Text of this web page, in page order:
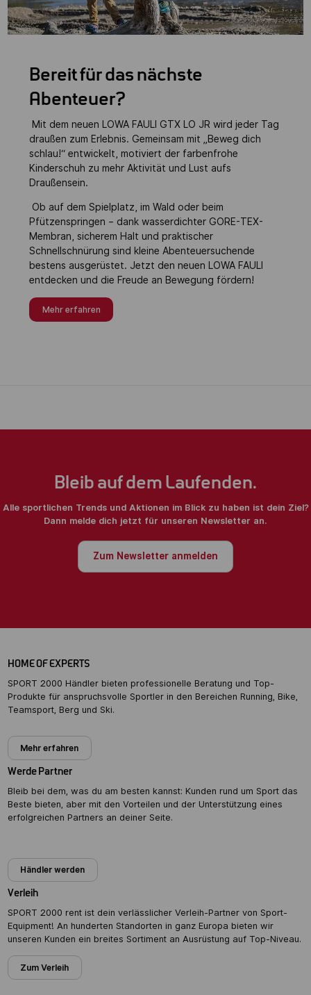
Bereit für das nächste
Abenteuer?
Mit dem neuen LOWA FAULI GTX LO JR wird jeder Tag
draußen zum Erlebnis. Gemeinsam mit „Beweg dich
schlau!“ entwickelt, motiviert der farbenfrohe
Kinderschuh zu mehr Aktivität und Lust aufs
Draußensein.
Ob auf dem Spielplatz, im Wald oder beim
Pfützenspringen – dank wasserdichter GORE-TEX-
Membran, sicherem Halt und praktischer
Schnellschnürung sind kleine Abenteuersuchende
bestens ausgerüstet. Jetzt den neuen LOWA FAULI
entdecken und die Freude an Bewegung fördern!
Mehr erfahren
Bleib auf dem Laufenden.
Alle sportlichen Trends und Aktionen im Blick zu haben ist dein Ziel?
Dann melde dich jetzt für unseren Newsletter an.
Zum Newsletter anmelden
HOME OF EXPERTS
SPORT 2000 Händler bieten professionelle Beratung und Top-
Produkte für anspruchsvolle Sportler in den Bereichen Running, Bike,
Teamsport, Berg und Ski.
Mehr erfahren
Werde Partner
Bleib bei dem, was du am besten kannst: Kunden rund um Sport das
Beste bieten, aber mit den Vorteilen und der Unterstützung eines
erfolgreichen Partners an deiner Seite.
Händler werden
Verleih
SPORT 2000 rent ist dein verlässlicher Verleih-Partner von Sport-
Equipment! An hunderten Standorten in ganz Europa bieten wir
unseren Kunden ein breites Sortiment an Ausrüstung auf Top-Niveau.
Zum Verleih